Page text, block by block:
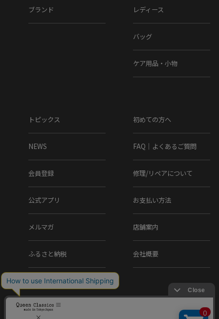
ブランド レディース
バッグ
ケア用品・小物
トピックス
NEWS
会員登録
公式アプリ
メルマガ
ふるさと納税
初めての方へ
FAQ｜よくあるご質問
修理/リペアについて
お支払い方法
店舗案内
会社概要